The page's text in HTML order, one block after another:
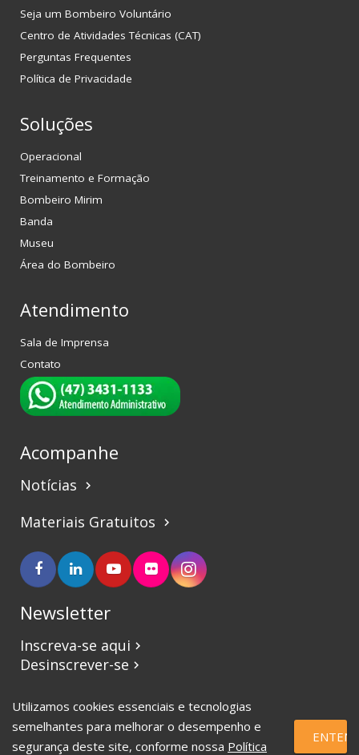
Seja um Bombeiro Voluntário
Centro de Atividades Técnicas (CAT)
Perguntas Frequentes
Política de Privacidade
Soluções
Operacional
Treinamento e Formação
Bombeiro Mirim
Banda
Museu
Área do Bombeiro
Atendimento
Sala de Imprensa
Contato
Acompanhe
Notícias keyboard_arrow_right
Materiais Gratuitos keyboard_arrow_right
Newsletter
Inscreva-se aqui keyboard_arrow_right
Desinscrever-se keyboard_arrow_right
©2017 CBVJ. Todos os direitos reservados.
Utilizamos cookies essenciais e tecnologias
semelhantes para melhorar o desempenho e
segurança deste site, conforme nossa Política